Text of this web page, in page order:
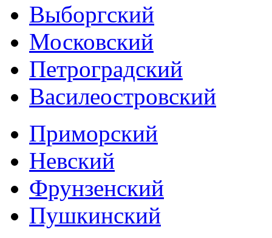
Выборгский
Московский
Петроградский
Василеостровский
Приморский
Невский
Фрунзенский
Пушкинский